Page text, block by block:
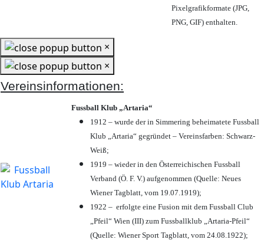
Pixelgrafikformate (JPG,
PNG, GIF) enthalten.
×
×
Vereinsinformationen:
Fussball Klub „Artaria“
1912 – wurde der in Simmering beheimatete Fussball
Klub „Artaria“ gegründet – Vereinsfarben: Schwarz-
Weiß;
1919 – wieder in den Österreichischen Fussball
Verband (Ö. F. V.) aufgenommen (Quelle: Neues
Wiener Tagblatt, vom 19.07.1919);
1922 – erfolgte eine Fusion mit dem Fussball Club
„Pfeil“ Wien (III) zum Fussballklub „Artaria-Pfeil“
(Quelle: Wiener Sport Tagblatt, vom 24.08.1922);